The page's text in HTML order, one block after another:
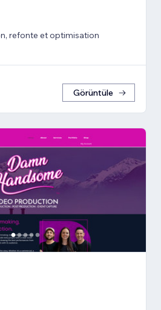
refonte et optimisation
Görüntüle